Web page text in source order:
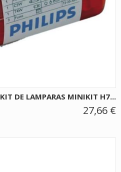
KIT DE LAMPARAS MINIKIT H7...
27,66 €